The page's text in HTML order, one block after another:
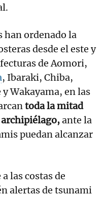
han ordenado la
desde el este y
de Aomori,
, Ibaraki, Chiba,
Wakayama, en las
toda la mitad
archipiélago,ante la
puedan alcanzar
las costas de
alertas de tsunami